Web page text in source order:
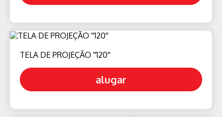
TELA DE PROJEÇÃO ''120''
alugar